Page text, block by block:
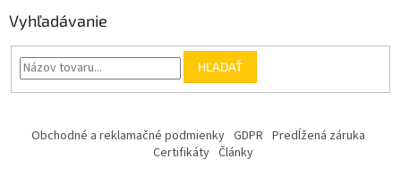
Vyhľadávanie
HĽADAŤ
Obchodné a reklamačné podmienky GDPR Predĺžená záruka
Certifikáty Články